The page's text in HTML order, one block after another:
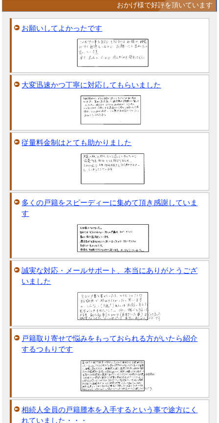
おかげ様で好評を頂いています
お願いしてよかったです
大変迅速かつ丁寧に対応してもらいました
従量料金制はとても助かりました
多くの戸籍をスピーディーに集めて頂き感謝していま
す
誠実な対応・メールサポート、本当にありがとうござ
いました
戸籍取り寄せで悩みをもっておられる方がいたら紹介
するつもりです
相続人全員の戸籍謄本を入手するという事で途方にく
れていました・・・